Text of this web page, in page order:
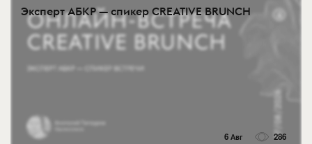
Эксперт АБКР — спикер CREATIVE BRUNCH
6 Авг 286